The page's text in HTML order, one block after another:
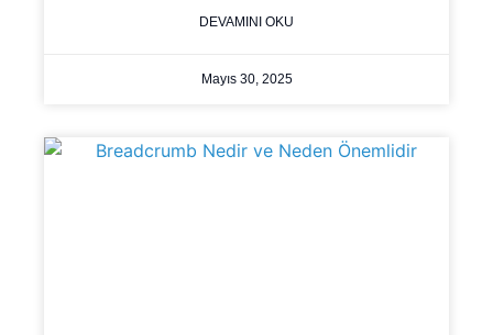
DEVAMINI OKU
Mayıs 30, 2025